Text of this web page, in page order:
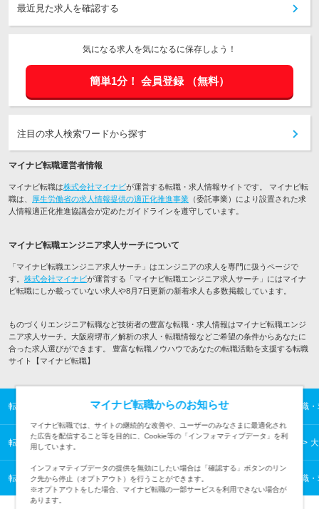
最近見た求人を確認する
気になる求人を気になるに保存しよう！
簡単1分！ 会員登録 （無料）
注目の求人検索ワードから探す
マイナビ転職運営者情報
マイナビ転職は株式会社マイナビが運営する転職・求人情報サイトです。 マイナビ転
職は、 厚生労働省の求人情報提供の適正化推進事業 （委託事業）により設置された求
人情報適正化推進協議会が定めたガイドラインを遵守しています。
マイナビ転職エンジニア求人サーチについて
「マイナビ転職エンジニア求人サーチ」はエンジニアの求人を専門に扱うページで
す。 株式会社マイナビが運営する「マイナビ転職エンジニア求人サーチ」にはマイナ
ビ転職にしか載っていない求人や8月7日更新の新着求人も多数掲載しています。
ものづくりエンジニア転職など技術者の豊富な転職・求人情報はマイナビ転職エンジ
ニア求人サーチ。大阪府堺市／解析の求人・転職情報などご希望の条件からあなたに
合った求人選びができます。 豊富な転職ノウハウであなたの転職活動を支援する転職
サイト【マイナビ転職】
転職TOP ITエンジニアの転職・求人情報TOP ものづくりエンジニアの転職
転職TOP ITエンジニアの転職・求人情報TOP 関西の転職・求人情報一覧
転職TOP ITエンジニアの転職・求人情報TOP ものづくりエンジニアの転職
マイナビ転職からのお知らせ
マイナビ転職では、サイトの継続的な改善や、ユーザーのみなさまに最適化され
た広告を配信すること等を目的に、Cookie等の「インフォマティブデータ」を利
用しています。
インフォマティブデータの提供を無効にしたい場合は「確認する」ボタンのリン
ク先から停止（オプトアウト）を行うことができます。
※オプトアウトをした場合、マイナビ転職の一部サービスを利用できない場合が
あります。